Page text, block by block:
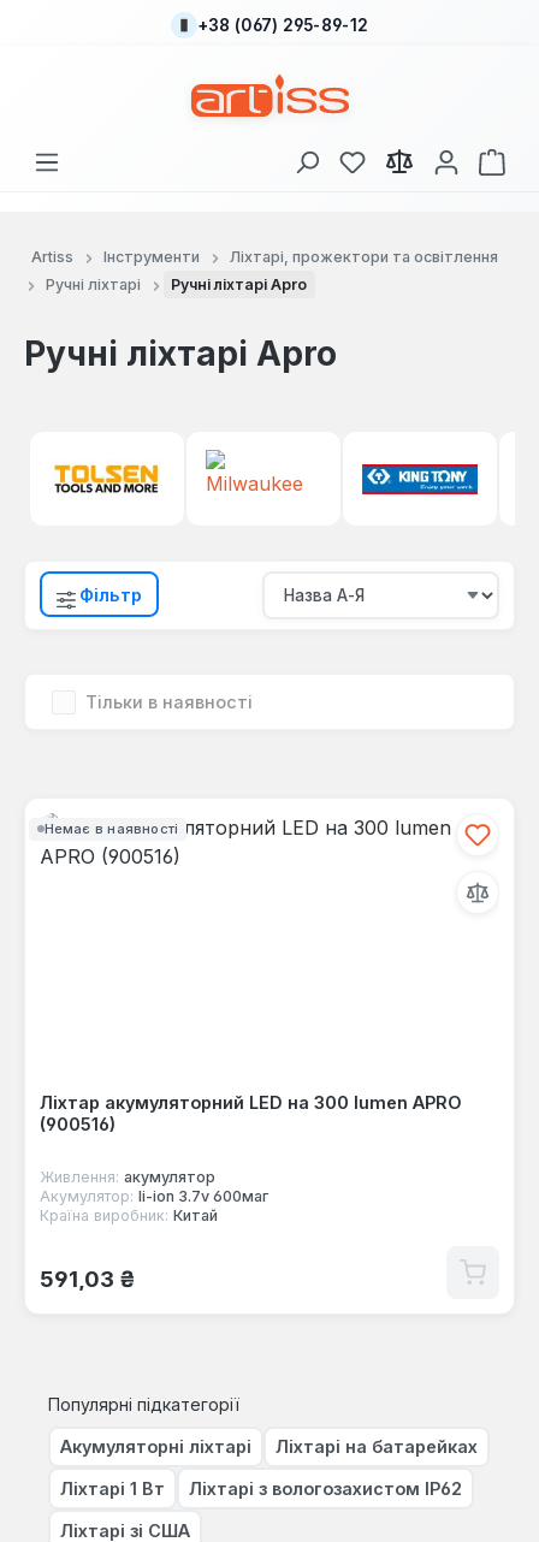
Перейти до основного вмісту
+38 (067) 295-89-12
У вас є 0 у списку
Artiss Інструменти
Ліхтарі, прожектори та освітлення
Ручні ліхтарі
Ручні ліхтарі Apro
Ручні ліхтарі Apro
Фільтр
Тільки в наявності
Немає в наявності
Ліхтар акумуляторний LED на 300 lumen APRO
(900516)
Живлення: акумулятор
Акумулятор: li-ion 3.7v 600маг
Країна виробник: Китай
Звичайна ціна:
591,03 ₴
Популярні підкатегорії
Акумуляторні ліхтарі Ліхтарі на батарейках
Ліхтарі 1 Вт Ліхтарі з вологозахистом IP62
Ліхтарі зі США